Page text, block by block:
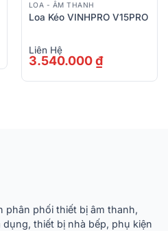
LOA - ÂM THANH
Loa Kéo VINHPRO V15PRO
3.540.000₫
Liên Hệ
phân phối thiết bị âm thanh,
thiết bị nhà bếp, phụ kiện